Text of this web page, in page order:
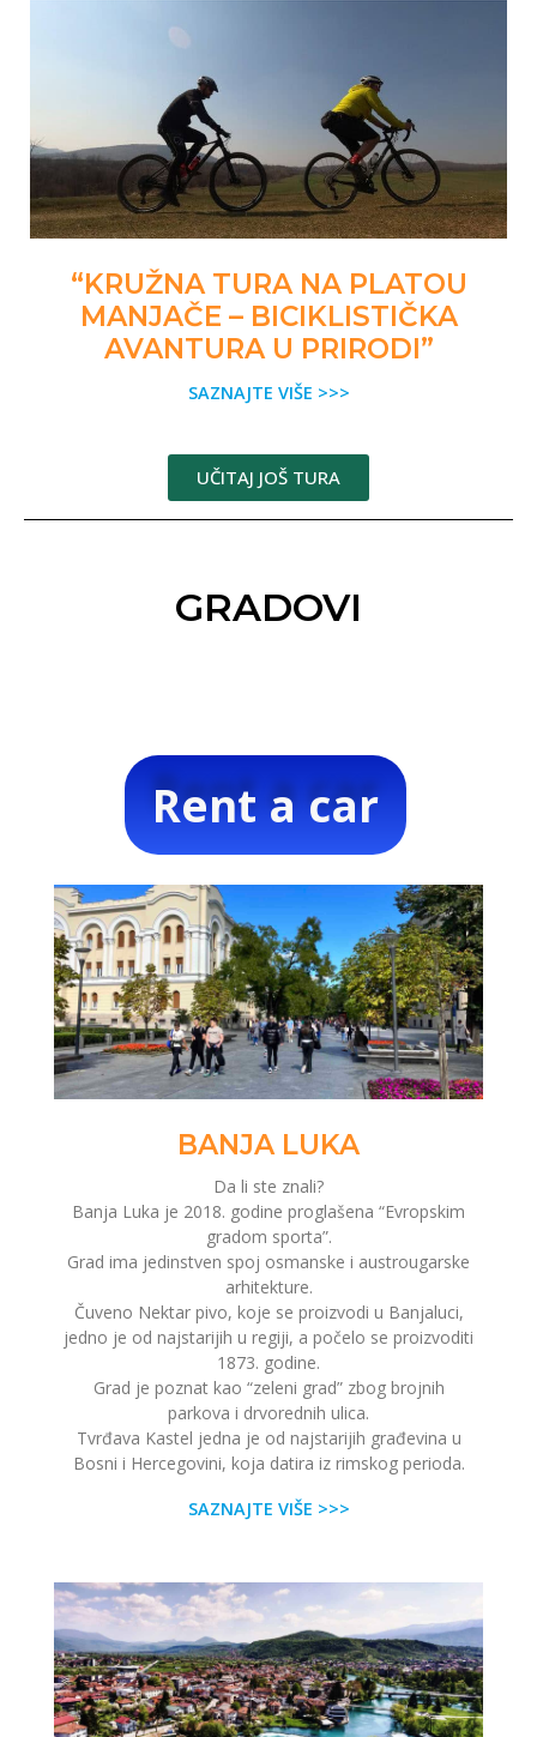
“KRUŽNA TURA NA PLATOU
MANJAČE – BICIKLISTIČKA
AVANTURA U PRIRODI”
SAZNAJTE VIŠE >>>
UČITAJ JOŠ TURA
GRADOVI
Rent a car
BANJA LUKA
Da li ste znali?
Banja Luka je 2018. godine proglašena “Evropskim
gradom sporta”.
Grad ima jedinstven spoj osmanske i austrougarske
arhitekture.
Čuveno Nektar pivo, koje se proizvodi u Banjaluci,
jedno je od najstarijih u regiji, a počelo se proizvoditi
1873. godine.
Grad je poznat kao “zeleni grad” zbog brojnih
parkova i drvorednih ulica.
Tvrđava Kastel jedna je od najstarijih građevina u
Bosni i Hercegovini, koja datira iz rimskog perioda.
SAZNAJTE VIŠE >>>